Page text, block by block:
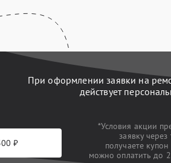
При оформлении заявки на
действует
₽
*Условия акции
заявку
получаете
можно оплатить до